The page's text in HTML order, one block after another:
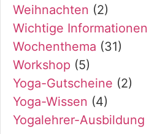
Weihnachten (2)
Wichtige Informationen
Wochenthema (31)
Workshop (5)
Yoga-Gutscheine (2)
Yoga-Wissen (4)
Yogalehrer-Ausbildung